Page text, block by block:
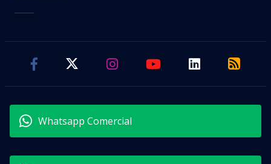
Whatsapp Comercial